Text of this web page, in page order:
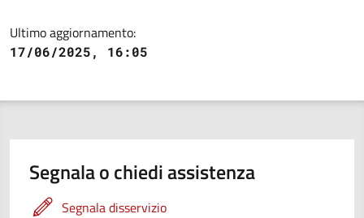
Ultimo aggiornamento:
17/06/2025, 16:05
Segnala o chiedi assistenza
Segnala disservizio